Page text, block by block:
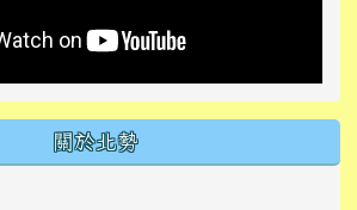
關於北勢